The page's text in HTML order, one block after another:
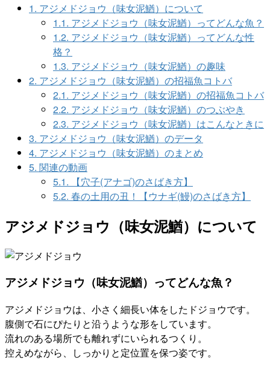
1. アジメドジョウ（味女泥鰌）について
1.1. アジメドジョウ（味女泥鰌）ってどんな魚？
1.2. アジメドジョウ（味女泥鰌）ってどんな性
格？
1.3. アジメドジョウ（味女泥鰌）の趣味
2. アジメドジョウ（味女泥鰌）の招福魚コトバ
2.1. アジメドジョウ（味女泥鰌）の招福魚コトバ
2.2. アジメドジョウ（味女泥鰌）のつぶやき
2.3. アジメドジョウ（味女泥鰌）はこんなときに
3. アジメドジョウ（味女泥鰌）のデータ
4. アジメドジョウ（味女泥鰌）のまとめ
5. 関連の動画
5.1. 【穴子(アナゴ)のさばき方】
5.2. 春の土用の丑！【ウナギ(鰻)のさばき方】
アジメドジョウ（味女泥鰌）について
アジメドジョウ（味女泥鰌）ってどんな魚？
アジメドジョウは、小さく細長い体をしたドジョウです。
腹側で石にぴたりと沿うような形をしています。
流れのある場所でも離れずにいられるつくり。
控えめながら、しっかりと定位置を保つ姿です。